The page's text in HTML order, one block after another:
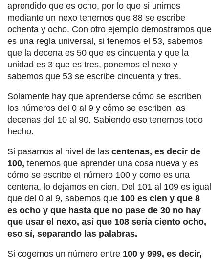
aprendido que es ocho, por lo que si unimos
mediante un nexo tenemos que 88 se escribe
ochenta y ocho. Con otro ejemplo demostramos que
es una regla universal, si tenemos el 53, sabemos
que la decena es 50 que es cincuenta y que la
unidad es 3 que es tres, ponemos el nexo y
sabemos que 53 se escribe cincuenta y tres.
Solamente hay que aprenderse cómo se escriben
los números del 0 al 9 y cómo se escriben las
decenas del 10 al 90. Sabiendo eso tenemos todo
hecho.
Si pasamos al nivel de las centenas, es decir de
100, tenemos que aprender una cosa nueva y es
cómo se escribe el número 100 y como es una
centena, lo dejamos en cien. Del 101 al 109 es igual
que del 0 al 9, sabemos que 100 es cien y que 8
es ocho y que hasta que no pase de 30 no hay
que usar el nexo, así que 108 sería ciento ocho,
eso sí, separando las palabras.
Si cogemos un número entre 100 y 999, es decir,